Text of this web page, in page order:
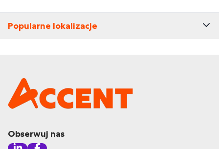
Popularne lokalizacje
Obserwuj nas